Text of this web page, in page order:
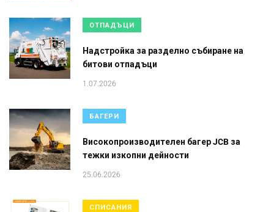
ОТПАДЪЦИ
Надстройка за разделно събиране на
битови отпадъци
1.07.2026
БАГЕРИ
Високопроизводителен багер JCB за
тежки изкопни дейности
25.06.2026
СПИСАНИЯ